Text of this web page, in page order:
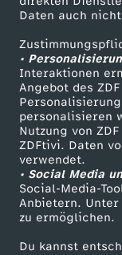
Daten auch
•
Interaktionen
Angebot des
personalisieren
Nutzung von
ZDFtivi. Daten
verwendet.
• Social Media
Social-Media-
Anbietern. Unter
zu ermöglichen.
Du kannst
S
e
x
i
n
d
ZDFtext
Livestreams
Sendungen A-Z
TV-Programm
ZDF Unternehmen
Karriere